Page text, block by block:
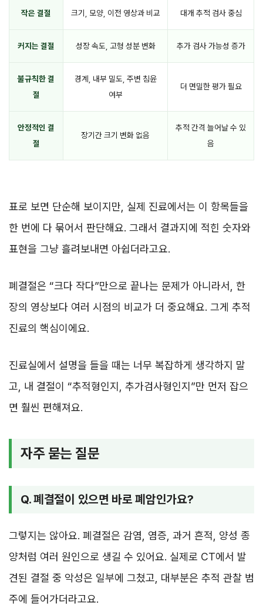
작은 결절 크기, 모양, 이전 영상과 비교 대개 추적 검사 중심
커지는 결절 성장 속도, 고형 성분 변화 추가 검사 가능성 증가
불규칙한 결
절
경계, 내부 밀도, 주변 침윤
여부
더 면밀한 평가 필요
안정적인 결
절
장기간 크기 변화 없음
추적 간격 늘어날 수 있
음
표로 보면 단순해 보이지만, 실제 진료에서는 이 항목들을
한 번에 다 묶어서 판단해요. 그래서 결과지에 적힌 숫자와
표현을 그냥 흘려보내면 아쉽더라고요.
폐결절은 “크다 작다”만으로 끝나는 문제가 아니라서, 한
장의 영상보다 여러 시점의 비교가 더 중요해요. 그게 추적
진료의 핵심이에요.
진료실에서 설명을 들을 때는 너무 복잡하게 생각하지 말
고, 내 결절이 “추적형인지, 추가검사형인지”만 먼저 잡으
면 훨씬 편해져요.
자주 묻는 질문
Q. 폐결절이 있으면 바로 폐암인가요?
그렇지는 않아요. 폐결절은 감염, 염증, 과거 흔적, 양성 종
양처럼 여러 원인으로 생길 수 있어요. 실제로 CT에서 발
견된 결절 중 악성은 일부에 그쳤고, 대부분은 추적 관찰 범
주에 들어가더라고요.